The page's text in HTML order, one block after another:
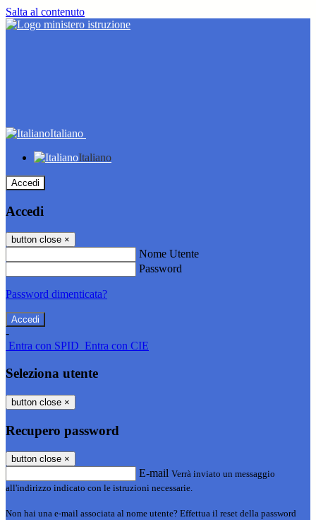
Salta al contenuto
Italiano
Italiano
Accedi
Accedi
button close ×
Nome Utente
Password
Password dimenticata?
-
Entra con SPID Entra con CIE
Seleziona utente
button close ×
Recupero password
button close ×
E-mail Verrà inviato un messaggio
all'indirizzo indicato con le istruzioni necessarie.
Non hai una e-mail associata al nome utente? Effettua il reset della password